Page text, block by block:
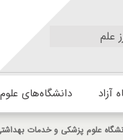
علم
آزاد دانشگاه‌های
علوم پزشکی و خدمات